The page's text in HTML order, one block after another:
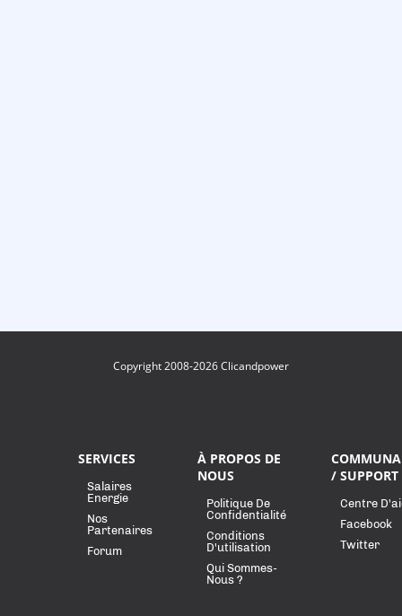
Copyright 2008-2026 Clicandpower
SERVICES
Salaires
Energie
Nos
Partenaires
Forum
À PROPOS DE
NOUS
Politique De
Confidentialité
Conditions
D'utilisation
Qui Sommes-
Nous ?
/ SUPPORT
Centre
Facebook
Twitter